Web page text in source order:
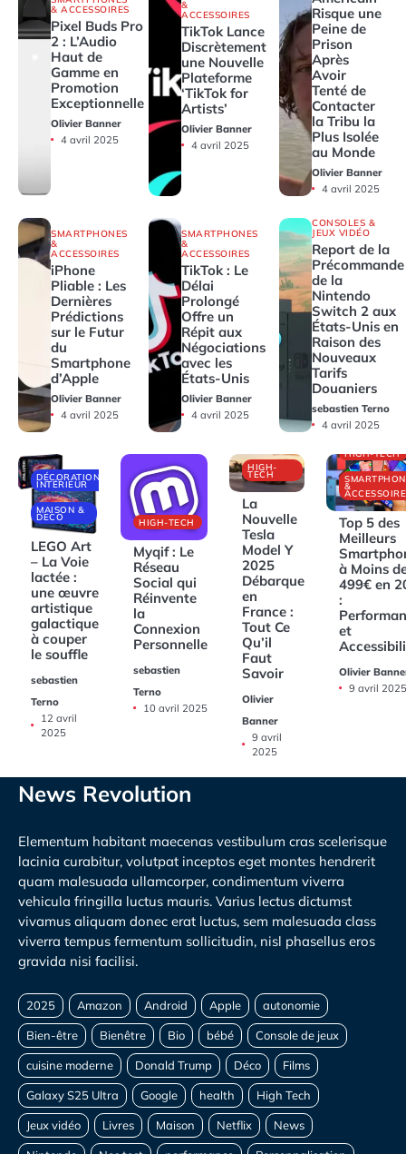
& ACCESSOIRES
Pixel Buds Pro
2 : L’Audio
Haut de
Gamme en
Promotion
Exceptionnelle
Olivier Banner
4 avril 2025
&
ACCESSOIRES
TikTok Lance
Discrètement
une Nouvelle
Plateforme
‘TikTok for
Artists’
Olivier Banner
4 avril 2025
Risque une
Peine de
Prison
Après
Avoir
Tenté de
Contacter
la Tribu la
Plus Isolée
au Monde
Olivier Banner
4 avril 2025
SMARTPHONES
&
ACCESSOIRES
iPhone
Pliable : Les
Dernières
Prédictions
sur le Futur
du
Smartphone
d’Apple
Olivier Banner
4 avril 2025
SMARTPHONES
&
ACCESSOIRES
TikTok : Le
Délai
Prolongé
Offre un
Répit aux
Négociations
avec les
États-Unis
Olivier Banner
4 avril 2025
CONSOLES &
JEUX VIDÉO
Report de la
Précommande
de la
Nintendo
Switch 2 aux
États-Unis en
Raison des
Nouveaux
Tarifs
Douaniers
sebastien Terno
4 avril 2025
DÉCORATIONS
INTÉRIEUR
MAISON &
DECO
LEGO Art
– La Voie
lactée :
une œuvre
artistique
galactique
à couper
le souffle
sebastien
Terno
12 avril
2025
HIGH-TECH
Myqif : Le
Réseau
Social qui
Réinvente
la
Connexion
Personnelle
sebastien
Terno
10 avril 2025
HIGH-
TECH
La
Nouvelle
Tesla
Model Y
2025
Débarque
en
France :
Tout Ce
Qu’il
Faut
Savoir
Olivier
Banner
9 avril
2025
HIGH-TECH
&
Top 5 des
Meilleurs
à Moins
499€ en
:
et
Olivier
9 avril 2025
News Revolution
Elementum habitant maecenas vestibulum cras scelerisque
lacinia curabitur, volutpat inceptos eget montes hendrerit
quam malesuada ullamcorper, condimentum viverra
vehicula fringilla luctus mauris. Varius lectus dictumst
vivamus aliquam donec erat luctus, sem malesuada class
viverra tempus fermentum sollicitudin, nisl phasellus eros
gravida nisi facilisi.